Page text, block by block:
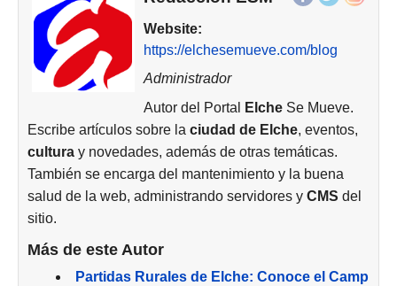
Website:
https://elchesemueve.com/blog
Administrador
Autor del Portal
ElcheSe Mueve.
Escribe artículos sobre la ciudad de Elche, eventos,
cultura y novedades, además de otras temáticas.
También se encarga del mantenimiento y la buena
salud de la web, administrando servidores y CMS del
sitio.
Más de este Autor
Partidas Rurales de Elche: Conoce el Camp